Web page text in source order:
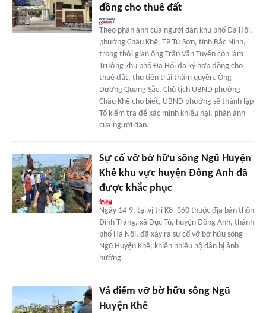
đồng cho thuê đất
Theo phản ánh của người dân khu phố Đa Hội,
phường Châu Khê, TP Từ Sơn, tỉnh Bắc Ninh,
trong thời gian ông Trần Văn Tuyển còn làm
Trưởng khu phố Đa Hội đã ký hợp đồng cho
thuê đất, thu tiền trái thẩm quyền. Ông
Dương Quang Sắc, Chủ tịch UBND phường
Châu Khê cho biết, UBND phường sẽ thành lập
Tổ kiểm tra để xác minh khiếu nại, phản ánh
của người dân.
Sự cố vỡ bờ hữu sông Ngũ Huyện
Khê khu vực huyện Đông Anh đã
được khắc phục
Ngày 14-9, tại vị trí K8+360 thuộc địa bàn thôn
Đình Tràng, xã Dục Tú, huyện Đông Anh, thành
phố Hà Nội, đã xảy ra sự cố vỡ bờ hữu sông
Ngũ Huyện Khê, khiến nhiều hộ dân bị ảnh
hưởng.
Vá điểm vỡ bờ hữu sông Ngũ
Huyện Khê